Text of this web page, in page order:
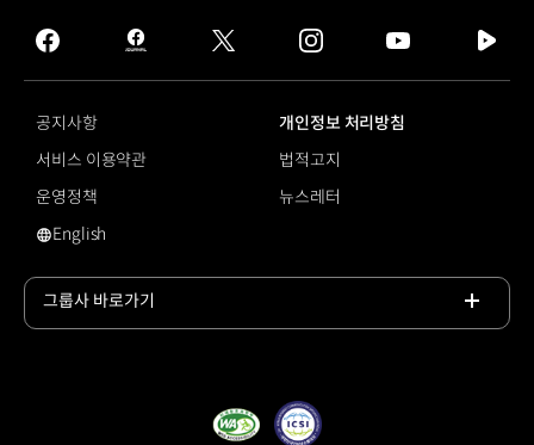
GROUP
facebook
hmg
journal
twitter instagram
tv
공지사항
개인정보 처리방침
서비스 이용약관
법적고지
운영정책
뉴스레터
영문 사이트로 이동
English
그룹사 바로가기